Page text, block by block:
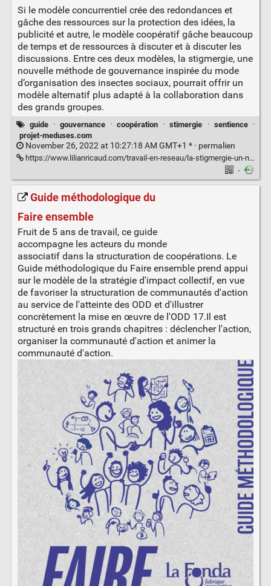
Si le modèle concurrentiel crée des redondances et
gâche des ressources sur la protection des idées, la
publicité et autre, le modèle coopératif gâche beaucoup
de temps et de ressources à discuter et à discuter les
discussions. Entre ces deux modèles, la stigmergie, une
nouvelle méthode de gouvernance inspirée du mode
d’organisation des insectes sociaux, pourrait offrir un
modèle alternatif plus adapté à la collaboration dans
des grands groupes.
guide · gouvernance · coopération · stimergie · sentience
·
projet-meduses.com
November 26, 2022 at 10:27:18 AM GMT+1 * · permalien
https://www.lilianricaud.com/travail-en-reseau/la-stigmergie-un-nouvelle-modele-de-gouvernance-collaborative/
·
Guide méthodologique du
Faire ensemble
Fruit de 5 ans de travail, ce guide
accompagne les acteurs du monde
associatif dans la structuration de coopérations. Le
Guide méthodologique du Faire ensemble prend appui
sur le modèle de la stratégie d'impact collectif, en vue
de favoriser la structuration de communautés d'action
au service de l'atteinte des ODD et d'illustrer
concrètement la mise en œuvre de l'ODD 17.Il est
structuré en trois grands chapitres : déclencher l'action,
organiser la communauté d'action et animer la
communauté d'action.